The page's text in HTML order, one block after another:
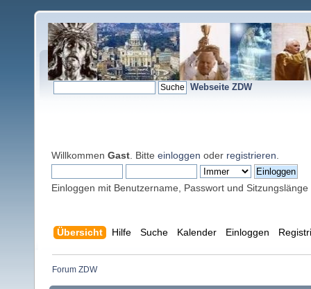
Webseite ZDW
Willkommen Gast . Bitte einloggen oder registrieren
Einloggen mit Benutzername, Passwort und Sitzungslänge
Übersicht Hilfe Suche Kalender Einloggen
Forum ZDW